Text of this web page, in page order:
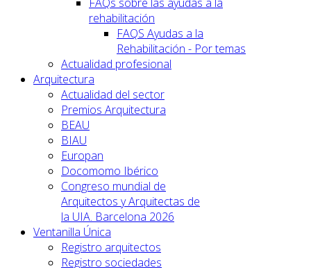
rehabilitación
FAQS Ayudas a la
Rehabilitación - Por temas
Actualidad profesional
Arquitectura
Actualidad del sector
Premios Arquitectura
BEAU
BIAU
Europan
Docomomo Ibérico
Congreso mundial de
Arquitectos y Arquitectas de
la UIA. Barcelona 2026
Ventanilla Única
Registro arquitectos
Registro sociedades